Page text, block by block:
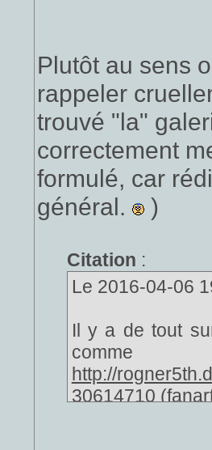
Plutôt au sens
rappeler
trouvé "la"
correctement
formulé, car
général.
)
Citation :
Le 2016-04-06
Il y a de tout
http://
30614710